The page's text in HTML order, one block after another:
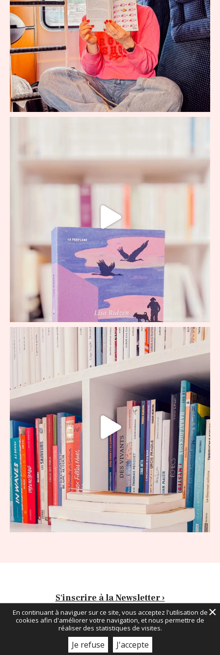
S'inscrire à la Newsletter ›
Mentions légales
Gestion des Cookies
Suivez-moi sur :
En continuant à naviguer sur ce site, vous acceptez l'utilisation de
cookies afin d'améliorer votre navigation, et nous permettre de
réaliser des statistiques de visites.
Je refuse J'accepte
×